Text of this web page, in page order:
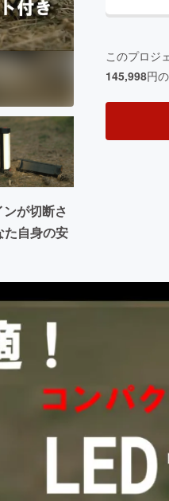
が切断さ
た自身の安
このプロジ
145,998円